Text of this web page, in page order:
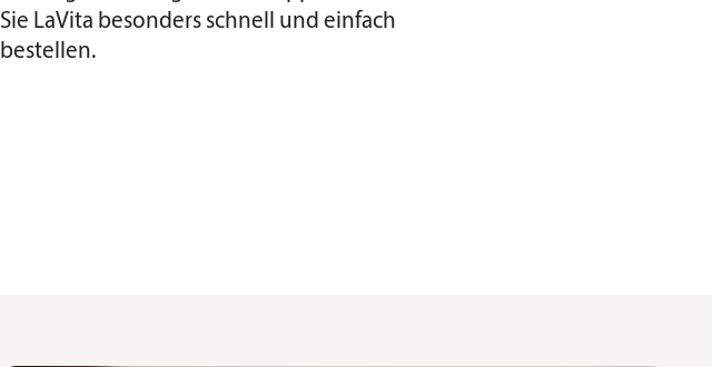
Sie LaVita besonders schnell und einfach
bestellen.